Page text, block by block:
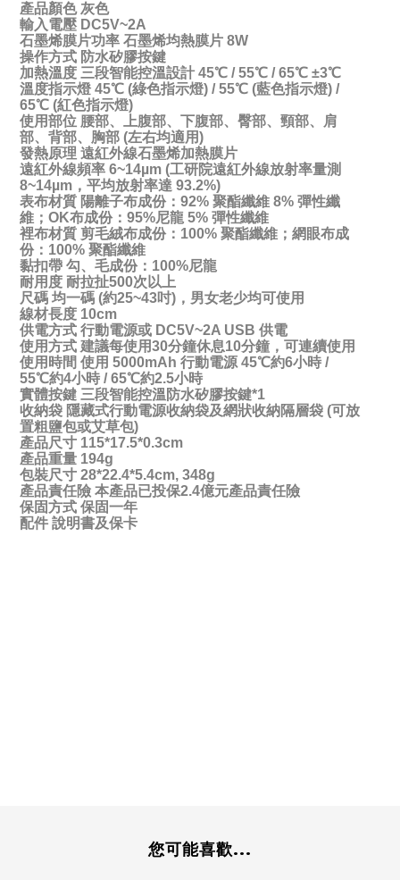
產品顏色 灰色
輸入電壓 DC5V~2A
石墨烯膜片功率 石墨烯均熱膜片 8W
操作方式 防水矽膠按鍵
加熱溫度 三段智能控溫設計 45℃ / 55℃ / 65℃ ±3℃
溫度指示燈 45℃ (綠色指示燈) / 55℃ (藍色指示燈) /
65℃ (紅色指示燈)
使用部位 腰部、上腹部、下腹部、臀部、頸部、肩
部、背部、胸部 (左右均適用)
發熱原理 遠紅外線石墨烯加熱膜片
遠紅外線頻率 6~14µm (工研院遠紅外線放射率量測
8~14µm，平均放射率達 93.2%)
表布材質 陽離子布成份：92% 聚酯纖維 8% 彈性纖
維；OK布成份：95%尼龍 5% 彈性纖維
裡布材質 剪毛絨布成份：100% 聚酯纖維；網眼布成
份：100% 聚酯纖維
黏扣帶 勾、毛成份：100%尼龍
耐用度 耐拉扯500次以上
尺碼 均一碼 (約25~43吋)，男女老少均可使用
線材長度 10cm
供電方式 行動電源或 DC5V~2A USB 供電
使用方式 建議每使用30分鐘休息10分鐘，可連續使用
使用時間 使用 5000mAh 行動電源 45℃約6小時 /
55℃約4小時 / 65℃約2.5小時
實體按鍵 三段智能控溫防水矽膠按鍵*1
收納袋 隱藏式行動電源收納袋及網狀收納隔層袋 (可放
置粗鹽包或艾草包)
產品尺寸 115*17.5*0.3cm
產品重量 194g
包裝尺寸 28*22.4*5.4cm, 348g
產品責任險 本產品已投保2.4億元產品責任險
保固方式 保固一年
配件 說明書及保卡
您可能喜歡...